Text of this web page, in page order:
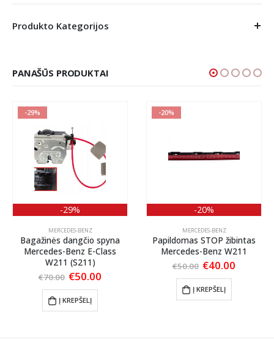
Produkto Kategorijos
PANAŠŪS PRODUKTAI
-29%
-29%
MERCEDES-BENZ
Bagažinės dangčio spyna
Mercedes-Benz E-Class
W211 (S211)
€70.00 Original
was:
€70.00.
€50.00
Į KREPŠELĮ
-20%
-20%
MERCEDES-BENZ
Papildomas STOP žibintas
Mercedes-Benz W211
€50.00 Original
was:
€50.00.
€40.00
Į KREPŠELĮ